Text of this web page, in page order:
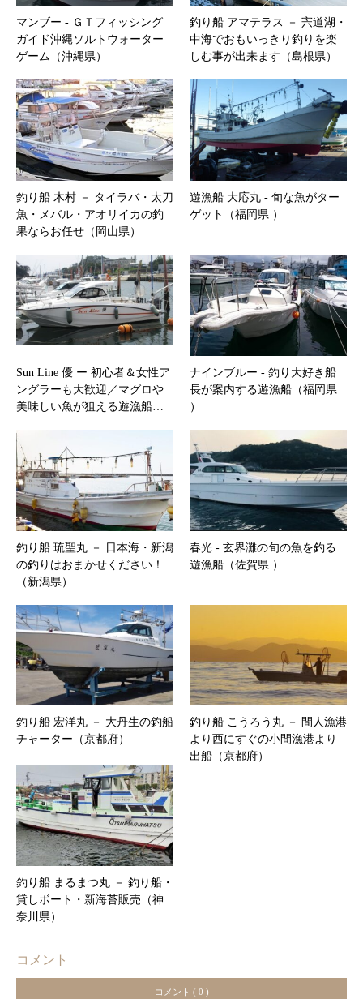
マンブー ‐ ＧＴフィッシング
ガイド沖縄ソルトウォーター
ゲーム（沖縄県）
釣り船 アマテラス － 宍道湖・
中海でおもいっきり釣りを楽
しむ事が出来ます（島根県）
釣り船 木村 － タイラバ・太刀
魚・メバル・アオリイカの釣
果ならお任せ（岡山県）
遊漁船 大応丸 ‐ 旬な魚がター
ゲット（福岡県 ）
Sun Line 優 ー 初心者＆女性ア
ングラーも大歓迎／マグロや
美味しい魚が狙える遊漁船…
ナインブルー ‐ 釣り大好き船
長が案内する遊漁船（福岡県
）
釣り船 琉聖丸 － 日本海・新潟
の釣りはおまかせください！
（新潟県）
春光 ‐ 玄界灘の旬の魚を釣る
遊漁船（佐賀県 ）
釣り船 宏洋丸 － 大丹生の釣船
チャーター（京都府）
釣り船 こうろう丸 － 間人漁港
より西にすぐの小間漁港より
出船（京都府）
釣り船 まるまつ丸 － 釣り船・
貸しボート・新海苔販売（神
奈川県）
コメント
コメント ( 0 )